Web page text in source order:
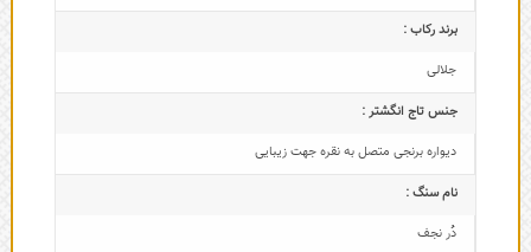
برند رکاب :
جلالی
جنس تاج انگشتر :
دیواره برنجی متصل به نقره جهت زیبایی
نام سنگ :
دُر نجف